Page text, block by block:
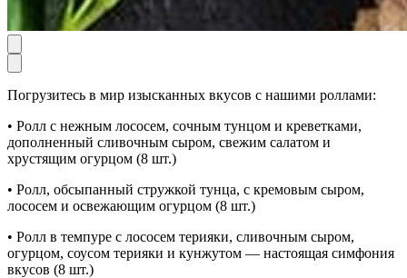
Погрузитесь в мир изысканных вкусов с нашими роллами:
• Ролл с нежным лососем, сочным тунцом и креветками,
дополненный сливочным сыром, свежим салатом и
хрустящим огурцом (8 шт.)
• Ролл, обсыпанный стружкой тунца, с кремовым сыром,
лососем и освежающим огурцом (8 шт.)
• Ролл в темпуре с лососем терияки, сливочным сыром,
огурцом, соусом терияки и кунжутом — настоящая симфония
вкусов (8 шт.)